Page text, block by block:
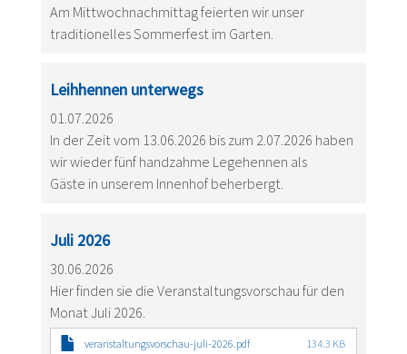
Am Mittwochnachmittag feierten wir unser
traditionelles Sommerfest im Garten.
Leihhennen unterwegs
01.07.2026
In der Zeit vom 13.06.2026 bis zum 2.07.2026 haben
wir wieder fünf handzahme Legehennen als
Gäste in unserem Innenhof beherbergt.
Juli 2026
30.06.2026
Hier finden sie die Veranstaltungsvorschau für den
Monat Juli 2026.
veranstaltungsvorschau-juli-2026.pdf 134.3 KB